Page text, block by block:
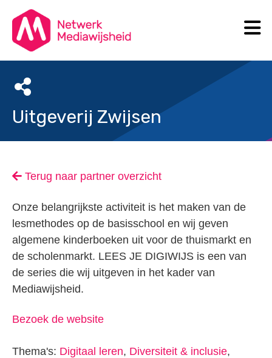
Uitgeverij Zwijsen
Terug naar partner overzicht
Onze belangrijkste activiteit is het maken van de
lesmethodes op de basisschool en wij geven
algemene kinderboeken uit voor de thuismarkt en
de scholenmarkt. LEES JE DIGIWIJS is een van
de series die wij uitgeven in het kader van
Mediawijsheid.
Bezoek de website
Thema's: Digitaal leren, Diversiteit & inclusie,